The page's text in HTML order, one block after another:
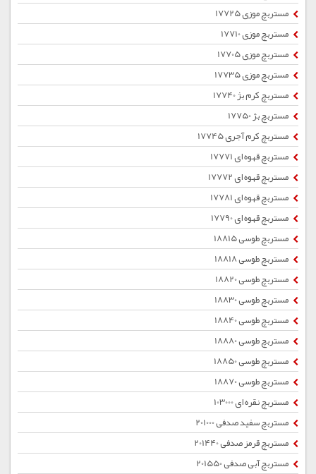
مستربچ موزی 17725
مستربچ موزی 17710
مستربچ موزی 17705
مستربچ موزی 17735
مستربچ کرم بژ 17740
مستربچ بژ 17750
مستربچ کرم آجری 17745
مستربچ قهوه ای 17771
مستربچ قهوه ای 17772
مستربچ قهوه ای 17781
مستربچ قهوه ای 17790
مستربچ طوسی 18815
مستربچ طوسی 18818
مستربچ طوسی 18820
مستربچ طوسی 18830
مستربچ طوسی 18840
مستربچ طوسی 18880
مستربچ طوسی 18850
مستربچ طوسی 18870
مستربچ نقره ای 103000
مستربچ سفید صدفی 201000
مستربچ قرمز صدفی 201440
مستربچ آبی صدفی 201550